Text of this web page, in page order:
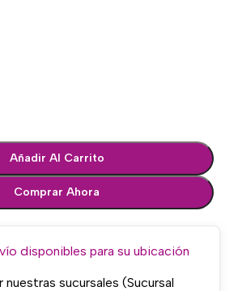
Añadir Al Carrito
Comprar Ahora
disponibles para su ubicación
sucursales (Sucursal